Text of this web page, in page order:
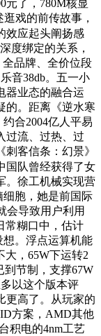
元了，780M核显
戏的前传故事，
效应起头阐扬感
度绑定的关系，
全品牌、全价位段
音38db。五一小
器业态的融合运
的。距离《逆水寒
合2004亿人平易
过流、过热、过
客信条：幻景》
国队曾经获得了女
。徐工机械实现营
细胞，她是前国际
会导致用户利用
常糊口中，估计
想。浮点运算机能
大，65W下运转2
到节制，支撑67W
以这个版本评
更高了。从玩家的
方案，AMD其他
积电的4nm工艺